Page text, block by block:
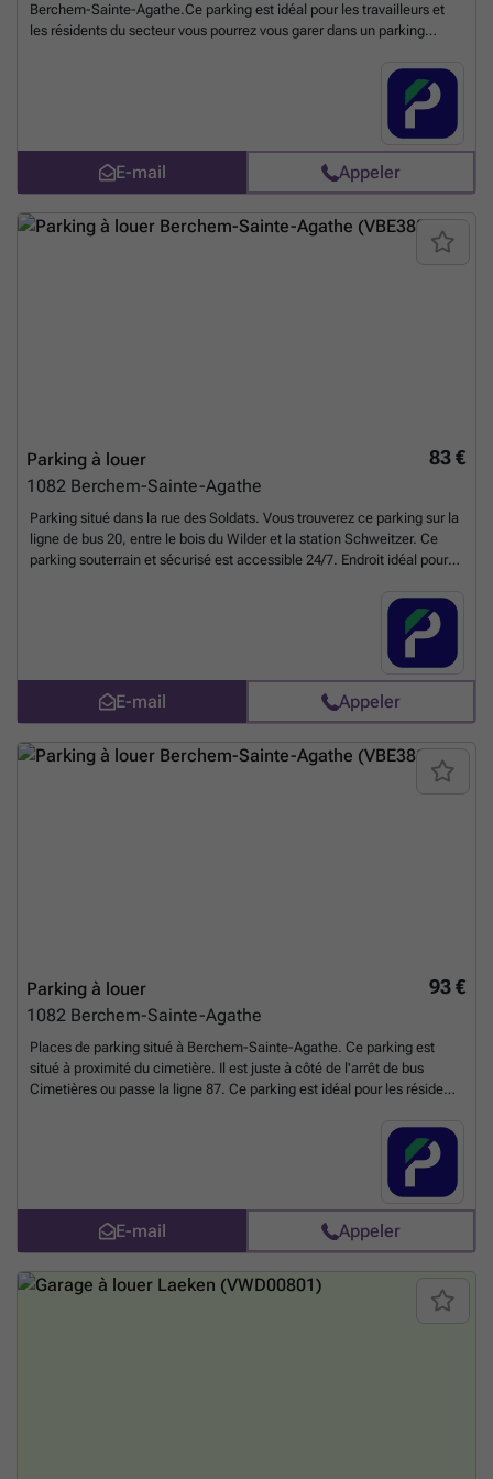
Berchem-Sainte-Agathe.Ce parking est idéal pour les travailleurs et
les résidents du secteur vous pourrez vous garer dans un parking
et Hunderenveld, vous avez également le train à l'arrêt Groot-
Bijgaarden situé à deux pas. Louez votre place dès aujourd'hui! Vous
pouvez réserver directement votre parking sur le lien suivant : ###
%20-%20sint-agatha-berchem/avenue-du-roi-albert-236-berchem-
sainte-agathe-3027?
utm_source=ubiflow&utm_medium=referral&utm_campaign=parking
_listing&utm_content=beEn savoir plus ?
E-mail Appeler
83 €
Parking à louer
1082 Berchem-Sainte-Agathe
Parking situé dans la rue des Soldats. Vous trouverez ce parking sur la
ligne de bus 20, entre le bois du Wilder et la station Schweitzer. Ce
parking souterrain et sécurisé est accessible 24/7. Endroit idéal pour
stationnement sécuritaire et facile. Réservez rapidement ou
contactez-nous pour plus d'informations. Vous pouvez réserver
directement votre parking sur le lien suivant : ### %20-%20sint-
agatha-berchem/clos-victor-guns-1-berchem-sainte-agathe-2858?
utm_source=ubiflow&utm_medium=referral&utm_campaign=parking
_listing&utm_content=be
E-mail Appeler
93 €
Parking à louer
1082 Berchem-Sainte-Agathe
Places de parking situé à Berchem-Sainte-Agathe. Ce parking est
situé à proximité du cimetière. Il est juste à côté de l'arrêt de bus
Cimetières ou passe la ligne 87. Ce parking est idéal pour les résidents
ceux qui travaillent dans le quartier. Réservez votre place de parking
en ligne dès maintenant ! Vous pouvez réserver directement votre
parking sur le lien suivant : ### %20-%20sint-agatha-berchem/rue-
utm_source=ubiflow&utm_medium=referral&utm_campaign=parking
_listing&utm_content=be
E-mail Appeler